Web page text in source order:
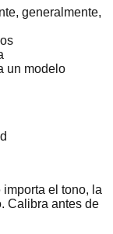
generalmente,
un modelo
el tono, la
Calibra antes de